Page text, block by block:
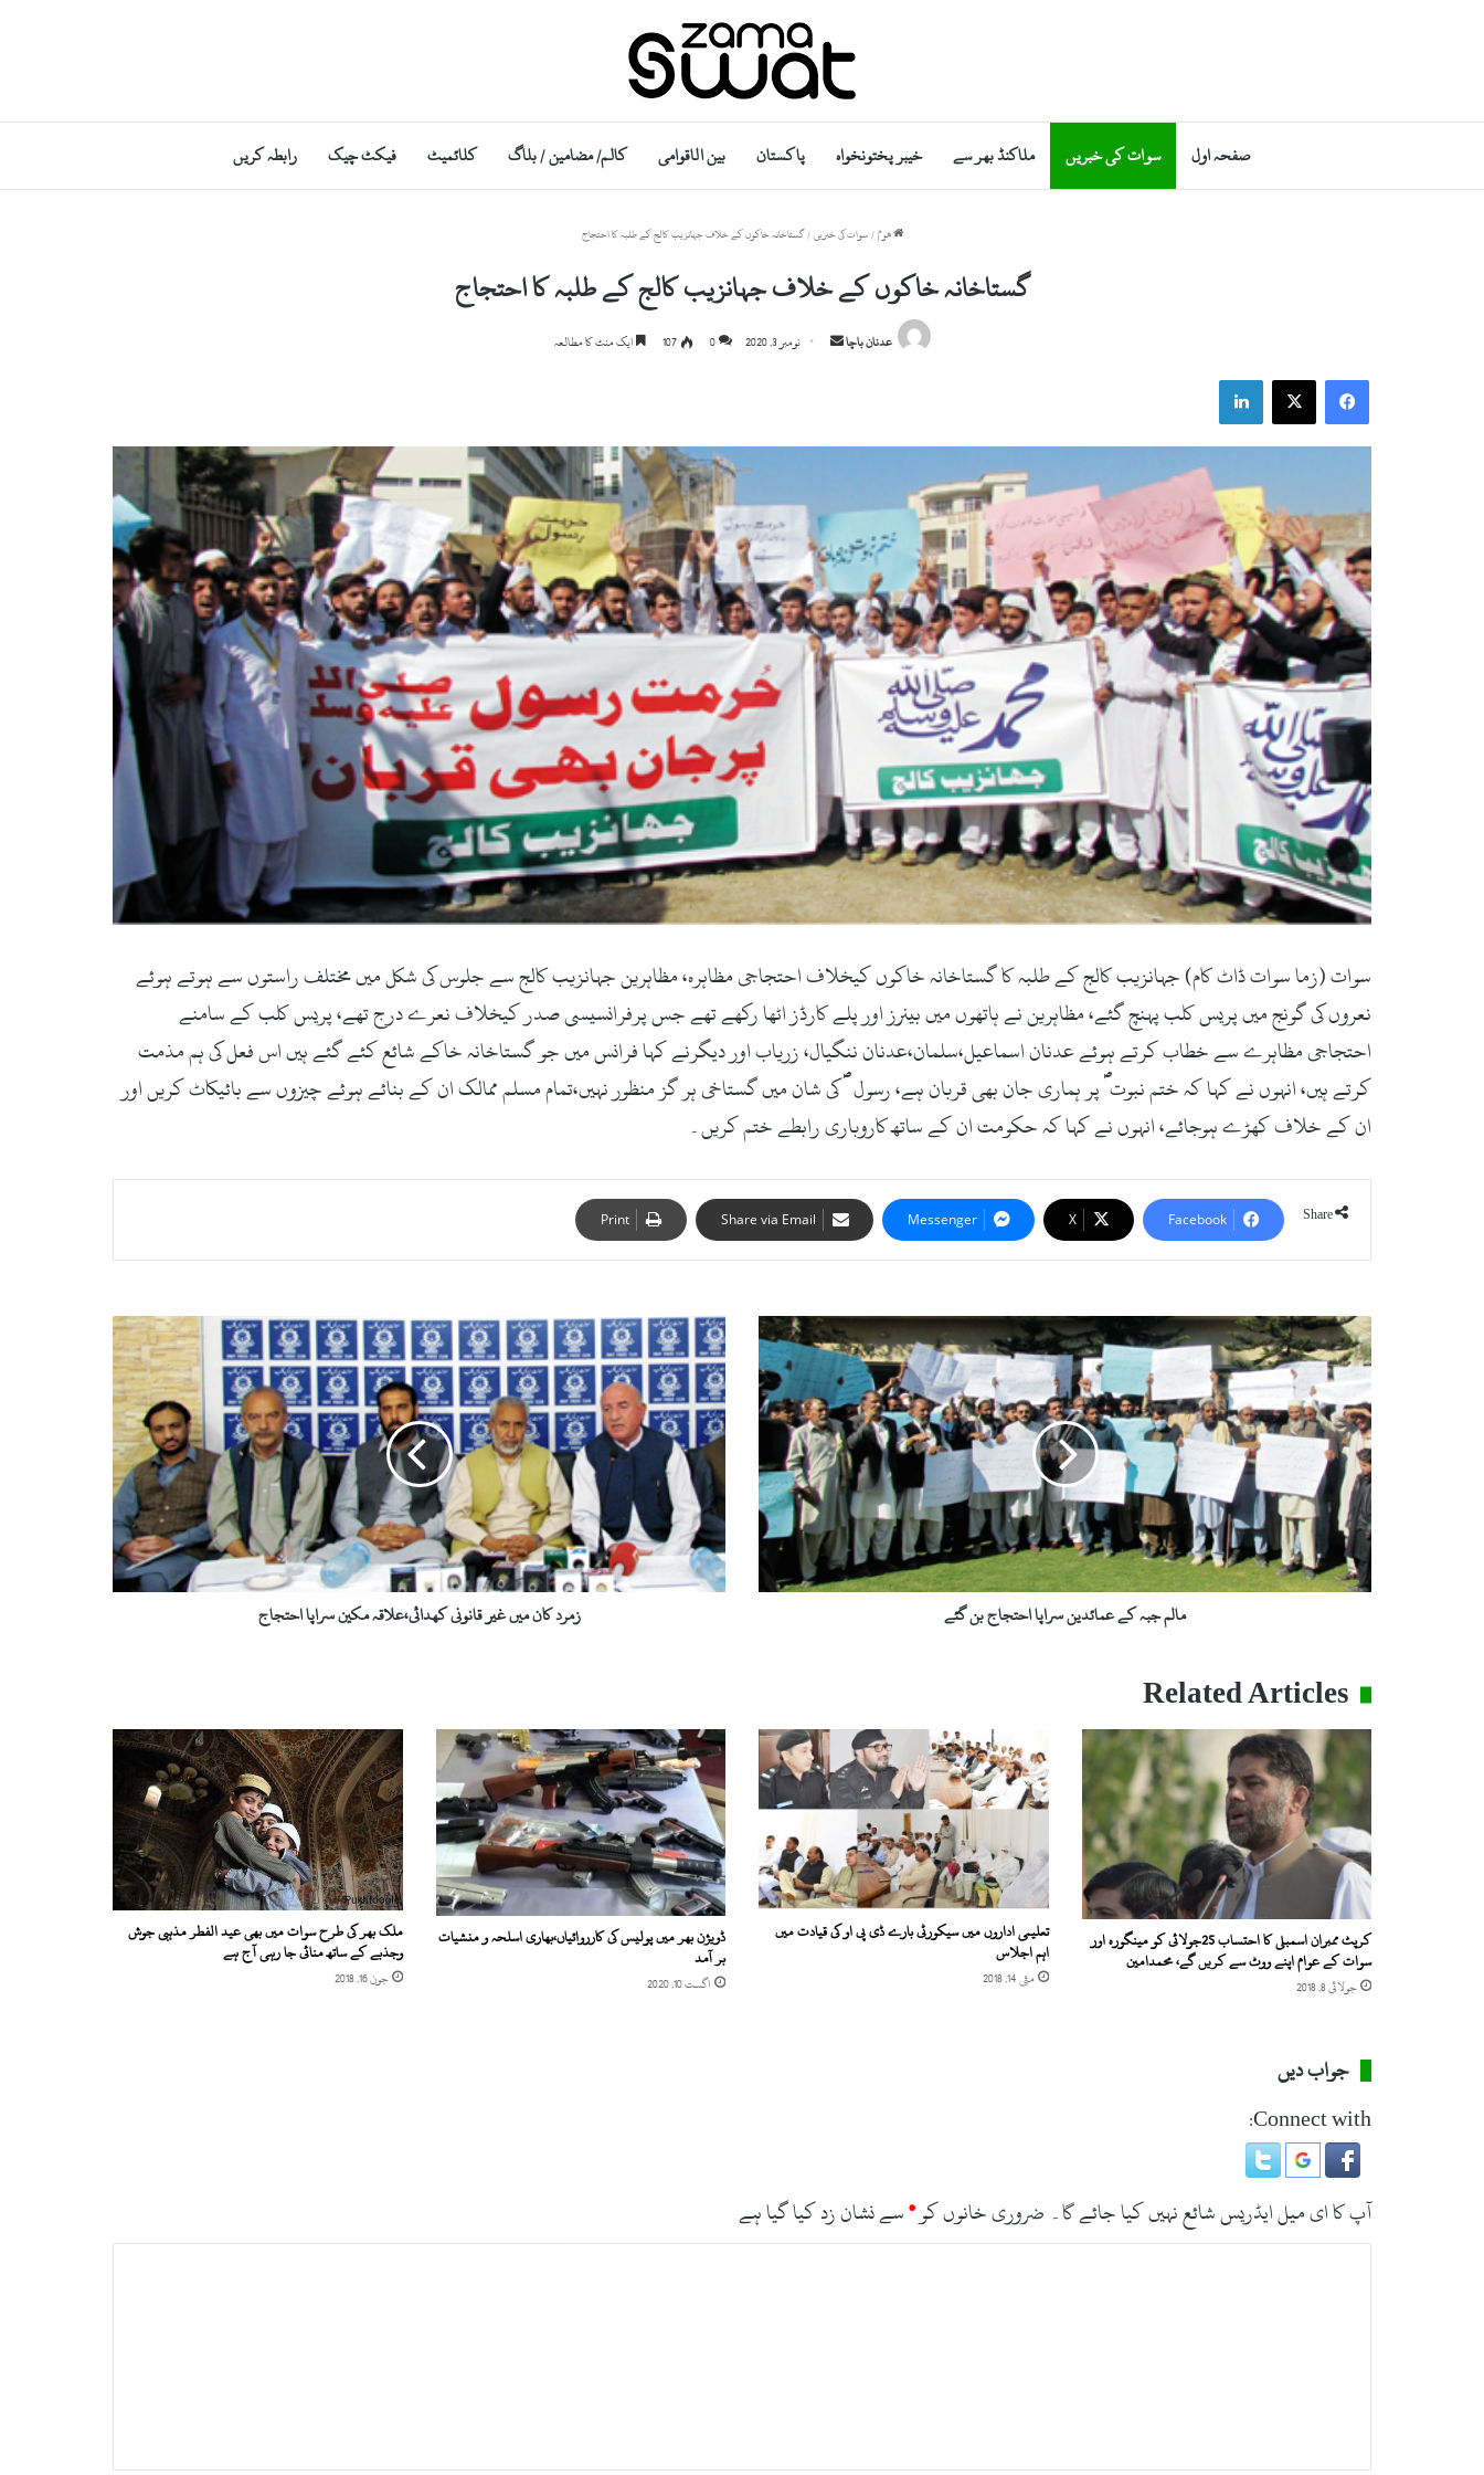
صفحہ اول سوات کی خبریں ملاکنڈ بھر سے خیبر پختونخواہ پاکستان بین الاقوامی کالم/ مضامین / بلاگ کلائمیٹ فیکٹ چیک رابطہ کریں
ھوم / سوات کی خبریں / گستاخانہ خاکوں کے خلاف جہانزیب کالج کے طلبہ کا احتجاج
گستاخانہ خاکوں کے خلاف جہانزیب کالج کے طلبہ کا احتجاج
عدنان باچا
Send نومبر 3, 2020 0
107 ایک منٹ کا مطالعہ
Facebook
X
LinkedIn
سوات (زما سوات ڈاٹ کام) جہانزیب کالج کے طلبہ کا گستاخانہ خاکوں کیخلاف احتجاجی مظاہرہ، مظاہرین جہانزیب کالج سے جلوس کی شکل میں مختلف راستوں سے ہوتے ہوئے
نعروں کی گونج میں پریس کلب پہنچ گئے، مظاہرین نے ہاتھوں میں بینرز اور پلے کارڈز اٹھا رکھے تھے جس پرفرانسیسی صدر کیخلاف نعرے درج تھے، پریس کلب کے سامنے
احتجاجی مظاہرے سے خطاب کرتے ہوئے عدنان اسماعیل،سلمان،عدنان ننگیال، زریاب اور دیگرنے کہا فرانس میں جو گستاخانہ خاکے شائع کئے گئے ہیں اس فعل کی ہم مذمت
کرتے ہیں، انہوں نے کہا کہ ختم نبوتؐ پر ہماری جان بھی قربان ہے، رسول ؐ کی شان میں گستاخی ہر گز منظور نہیں،تمام مسلم ممالک ان کے بنائے ہوئے چیزوں سے بائیکاٹ کریں اور
ان کے خلاف کھڑے ہوجائے، انہوں نے کہا کہ حکومت ان کے ساتھ کاروباری رابطے ختم کریں۔
Share
Facebook
X
Messenger
Share via Email
Print
مالم
جبہ
کے
عمائدین
سراپا
احتجاج
بن
گئے
مالم جبہ کے عمائدین سراپا احتجاج بن گئے
زمرد
کان
میں
غیر
قانونی
کھدائی،علاقہ
مکین
سراپا
احتجاج
زمرد کان میں غیر قانونی کھدائی،علاقہ مکین سراپا احتجاج
Related Articles
کرپٹ ممبران اسمبلی کا احتساب 25جولائی کو مینگورہ اور
سوات کے عوام اپنے ووٹ سے کریں گے، محمدامین
جولائی 8, 2018
تعلیمی اداروں میں سیکورٹی بارے ڈی پی او کی قیادت میں
اہم اجلاس
مئی 14, 2018
ڈویژن بھر میں پولیس کی کارروائیاں،بھاری اسلحہ و منشیات
بر آمد
اگست 10, 2020
ملک بھر کی طرح سوات میں بھی عید الفطر مذہبی جوش
وجذبے کے ساتھ منائی جا رہی آج ہے
جون 16, 2018
جواب دیں
Connect with:
آپ کا ای میل ایڈریس شائع نہیں کیا جائے گا۔ ضروری خانوں کو*سے نشان زد کیا گیا ہے